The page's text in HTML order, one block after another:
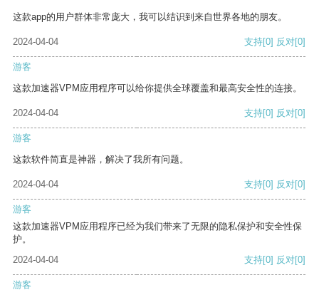
这款app的用户群体非常庞大，我可以结识到来自世界各地的朋友。
2024-04-04 支持[0] 反对[0]
游客
这款加速器VPM应用程序可以给你提供全球覆盖和最高安全性的连接。
2024-04-04 支持[0] 反对[0]
游客
这款软件简直是神器，解决了我所有问题。
2024-04-04 支持[0] 反对[0]
游客
这款加速器VPM应用程序已经为我们带来了无限的隐私保护和安全性保
护。
2024-04-04
支持[0] 反对[0]
游客